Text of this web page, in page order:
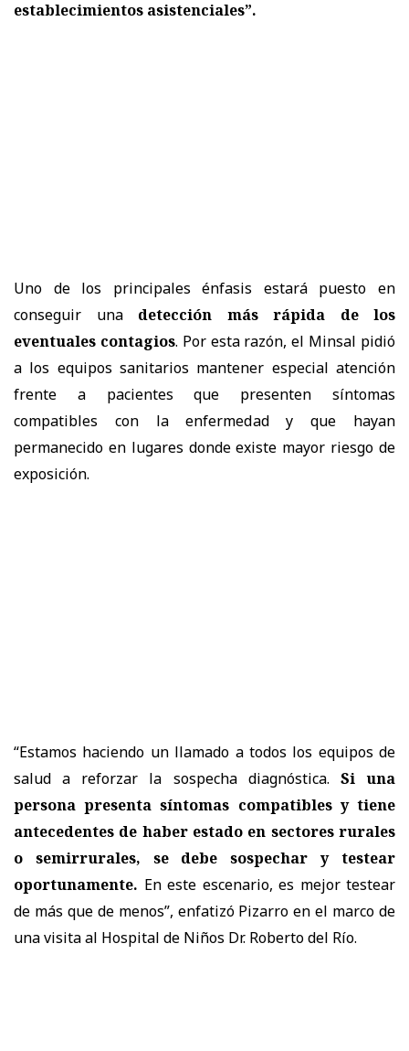
establecimientos asistenciales”.
Uno de los principales énfasis estará puesto en
conseguir una detección más rápida de los
eventuales contagios. Por esta razón, el Minsal pidió
a los equipos sanitarios mantener especial atención
frente a pacientes que presenten síntomas
compatibles con la enfermedad y que hayan
permanecido en lugares donde existe mayor riesgo de
exposición.
“Estamos haciendo un llamado a todos los equipos de
salud a reforzar la sospecha diagnóstica. Si una
persona presenta síntomas compatibles y tiene
antecedentes de haber estado en sectores rurales
o semirrurales, se debe sospechar y testear
oportunamente. En este escenario, es mejor testear
de más que de menos”, enfatizó Pizarro en el marco de
una visita al Hospital de Niños Dr. Roberto del Río.